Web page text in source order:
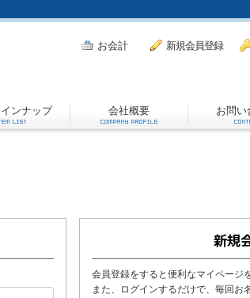
新規会員登録
お会計
ンナップ 会社概要 お問い
会員登録をすると便利なマイページ
また、ログインするだけで、毎回お